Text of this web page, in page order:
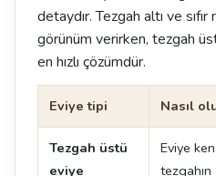
detaydır. Tezgah altı ve
görünüm verirken, tezgah
en hızlı çözümdür.
Eviye tipi Nasıl
Tezgah üstü
eviye
Eviye
tezgahın